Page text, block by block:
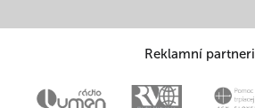
Reklamní partneri